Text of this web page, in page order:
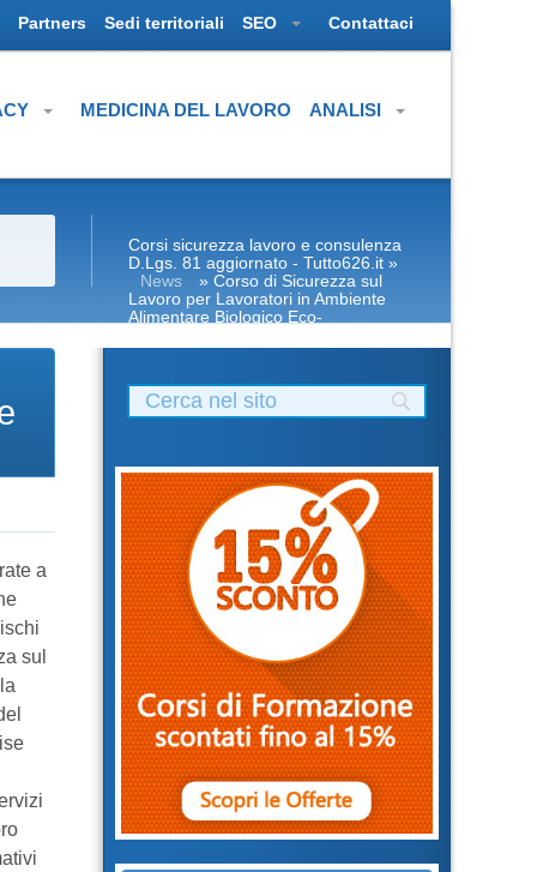
Partners Sedi territoriali SEO Contattaci
MEDICINA DEL LAVORO ANALISI
Corsi sicurezza lavoro e consulenza
D.Lgs. 81 aggiornato - Tutto626.it »
News
» Corso di Sicurezza sul
Lavoro per Lavoratori in Ambiente
Alimentare Biologico Eco-
di sicurezza
a
sul